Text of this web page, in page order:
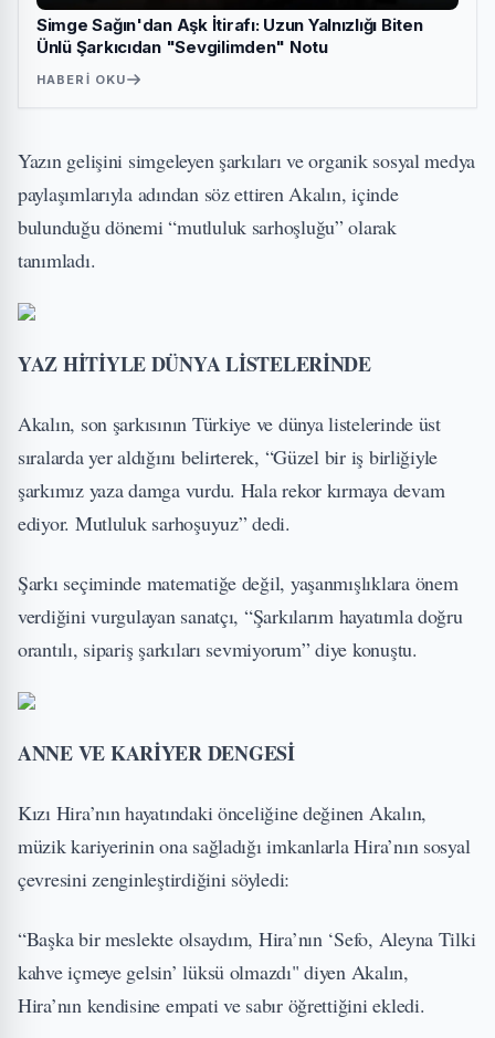
Simge Sağın'dan Aşk İtirafı: Uzun Yalnızlığı Biten
Ünlü Şarkıcıdan "Sevgilimden" Notu
HABERI OKU
Yazın gelişini simgeleyen şarkıları ve organik sosyal medya
paylaşımlarıyla adından söz ettiren Akalın, içinde
bulunduğu dönemi “mutluluk sarhoşluğu” olarak
tanımladı.
YAZ HİTİYLE DÜNYA LİSTELERİNDE
Akalın, son şarkısının Türkiye ve dünya listelerinde üst
sıralarda yer aldığını belirterek, “Güzel bir iş birliğiyle
şarkımız yaza damga vurdu. Hala rekor kırmaya devam
ediyor. Mutluluk sarhoşuyuz” dedi.
Şarkı seçiminde matematiğe değil, yaşanmışlıklara önem
verdiğini vurgulayan sanatçı, “Şarkılarım hayatımla doğru
orantılı, sipariş şarkıları sevmiyorum” diye konuştu.
ANNE VE KARİYER DENGESİ
Kızı Hira’nın hayatındaki önceliğine değinen Akalın,
müzik kariyerinin ona sağladığı imkanlarla Hira’nın sosyal
çevresini zenginleştirdiğini söyledi:
“Başka bir meslekte olsaydım, Hira’nın ‘Sefo, Aleyna Tilki
kahve içmeye gelsin’ lüksü olmazdı" diyen Akalın,
Hira’nın kendisine empati ve sabır öğrettiğini ekledi.